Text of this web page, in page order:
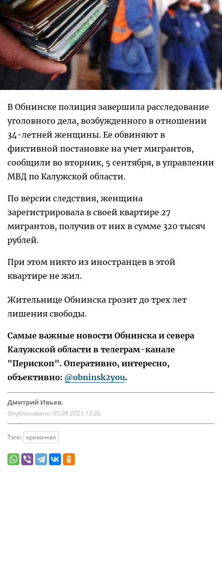
В Обнинске полиция завершила расследование
уголовного дела, возбужденного в отношении
34-летней женщины. Ее обвиняют в
фиктивной постановке на учет мигрантов,
сообщили во вторник, 5 сентября, в управлении
МВД по Калужской области.
По версии следствия, женщина
зарегистрировала в своей квартире 27
мигрантов, получив от них в сумме 320 тысяч
рублей.
При этом никто из иностранцев в этой
квартире не жил.
Жительнице Обнинска грозит до трех лет
лишения свободы.
Самые важные новости Обнинска и севера
Калужской области в телеграм-канале
"Перископ". Оперативно, интересно,
объективно: @obninsk2you.
Дмитрий Ивьев.
Опубликовано: 05.09.2023 12:26
Тэги: криминал